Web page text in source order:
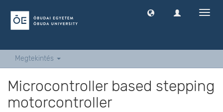
Megtekintés
Microcontroller based stepping
motorcontroller